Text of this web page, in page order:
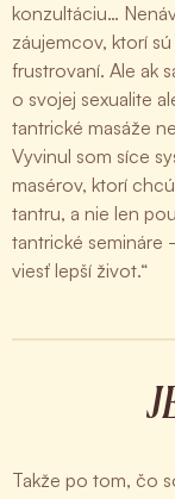
konzultáciu…
záujemcov, ktorí
frustrovaní. Ale ak
o svojej sexualite
tantrické masáže
Vyvinul som síce
masérov, ktorí
tantru, a nie len
tantrické semináre
viesť lepší život.“
Takže po tom, čo